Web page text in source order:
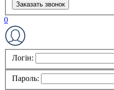
Заказать звонок
0
Логін:
Пароль: